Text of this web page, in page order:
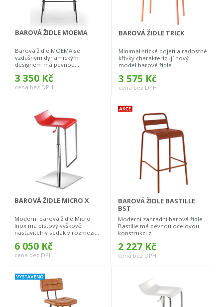
BAROVÁ ŽIDLE MOEMA
Barová židle MOEMA se
vzdušným dynamickým
designem má pevnou...
3 350 Kč
cena bez DPH
BAROVÁ ŽIDLE TRICK
Minimalistické pojetí a radostné
křivky charakterizují nový
model barové židle...
3 575 Kč
cena bez DPH
BAROVÁ ŽIDLE MICRO X
Moderní barová židle Micro
Inox má pístový výškově
nastavitelný sedák v rozmezí...
6 050 Kč
cena bez DPH
BAROVÁ ŽIDLE BASTILLE
BST
Moderní zahradní barová židle
Bastille má pevnou ocelovou
konstrukci z...
2 227 Kč
cena bez DPH